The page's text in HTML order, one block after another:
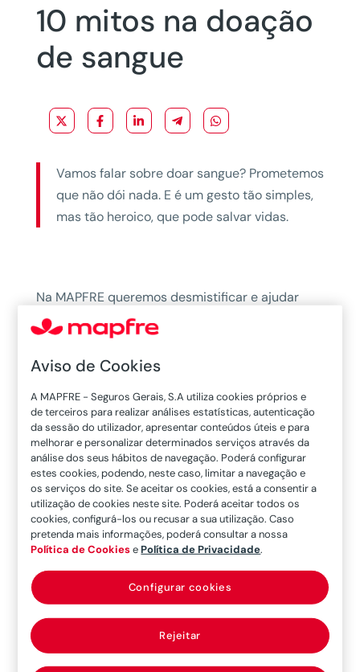
10 mitos na doação
de sangue
Vamos falar sobre doar sangue? Prometemos
que não dói nada. E é um gesto tão simples,
mas tão heroico, que pode salvar vidas.
Na MAPFRE queremos desmistificar e ajudar
quem mais precisa.
sangue pode ajudar a salvar até 3 vidas!
não é mito, mas uma realidade bem presente.
Então quais são osmitos criados à volta da
doação de sangue?De certeza que já ouviste
falar em alguns deles.
OS 10 MITOS MAIS
COMUNS
MITO 1.
DÓI MUITO
Vamos ter que ser sinceros. Sabes o que é uma
picada de um mosquito ou de uma melga?
Agora imagina um mosquito ligeiramente maior.
É só isso. Sentes alguma coisa, mas não dói
Aviso de Cookies
A MAPFRE - Seguros Gerais, S.A utiliza cookies próprios e
de terceiros para realizar análises estatísticas, autenticação
da sessão do utilizador, apresentar conteúdos úteis e para
melhorar e personalizar determinados serviços através da
análise dos seus hábitos de navegação. Poderá configurar
estes cookies, podendo, neste caso, limitar a navegação e
os serviços do site. Se aceitar os cookies, está a consentir a
utilização de cookies neste site. Poderá aceitar todos os
cookies, configurá-los ou recusar a sua utilização. Caso
pretenda mais informações, poderá consultar a nossa
Política de CookiesePolítica de Privacidade.
Rejeitar
Configurar cookies